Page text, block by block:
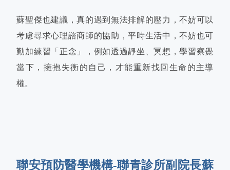
蘇聖傑也建議，真的遇到無法排解的壓力，不妨可以
考慮尋求心理諮商師的協助，平時生活中，不妨也可
勤加練習「正念」，例如透過靜坐、冥想，學習察覺
當下，擁抱失衡的自己，才能重新找回生命的主導
權。
聯安預防醫學機構-聯青診所副院長蘇